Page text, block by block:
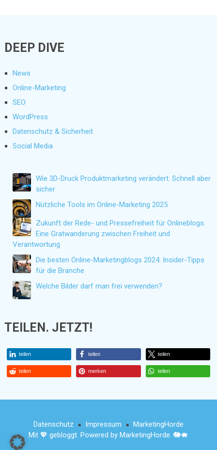
DEEP DIVE
News
Online-Marketing
SEO
WordPress
Datenschutz & Sicherheit
Social Media
Wie 3D-Druck Produktmarketing verändert: Schnell aber
sicher
Nützliche Tools im Online-Marketing 2025
Zukunft der Rede- und Pressefreiheit für Onlineblogs:
Eine Gratwanderung zwischen Freiheit und
Verantwortung
Die besten Online-Marketingblogs 2024: Insider-Tipps
für die Branche
Welche Bilder darf man frei verwenden?
TEILEN. JETZT!
teilen teilen teilen
teilen merken teilen
Datenschutz ■ Impressum ■ MarketingHorde